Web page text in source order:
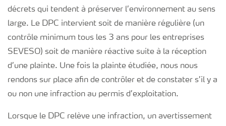
décrets qui tendent à préserver l’environnement au sens
large. Le DPC intervient soit de manière régulière (un
contrôle minimum tous les 3 ans pour les entreprises
SEVESO) soit de manière réactive suite à la réception
d’une plainte. Une fois la plainte étudiée, nous nous
rendons sur place afin de contrôler et de constater s’il y a
ou non une infraction au permis d’exploitation.
Lorsque le DPC relève une infraction, un avertissement